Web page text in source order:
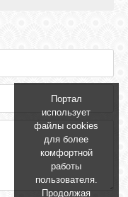
Портал
использует
файлы cookies
для более
комфортной
работы
пользователя.
Продолжая